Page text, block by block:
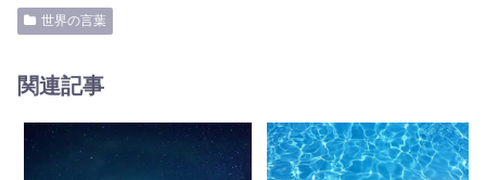
世界の言葉
関連記事